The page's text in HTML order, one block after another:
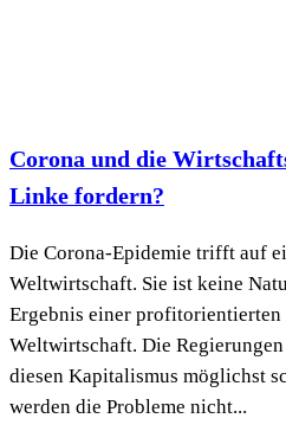
Corona und die
Linke fordern?
Die Corona-Epidemie trifft auf
Weltwirtschaft. Sie ist keine
Ergebnis einer
Weltwirtschaft. Die
diesen Kapitalismus möglichst
werden die Probleme nicht...